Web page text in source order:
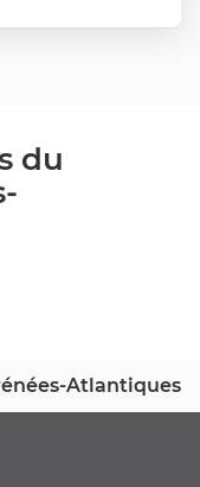
du
Atlantiques